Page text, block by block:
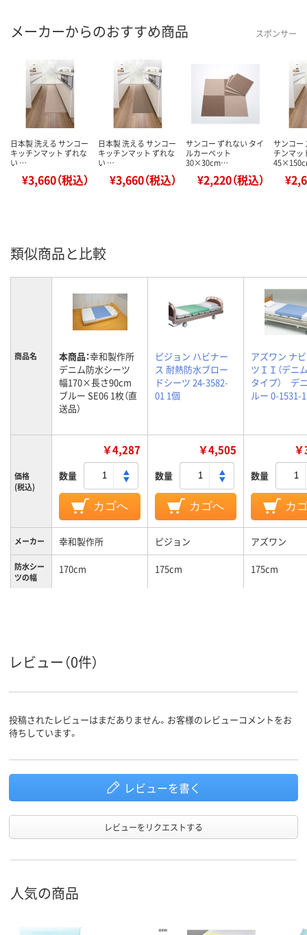
メーカーからのおすすめ商品 スポンサー
日本製 洗える サンコー
キッチンマット ずれな
い …
¥3,660（税込）
日本製 洗える サンコー
キッチンマット ずれな
い …
¥3,660（税込）
サンコー ずれない タイ
ルカーペット
30×30cm…
¥2,220（税込）
サンコー
チンマッ
類似商品と比較
商品名 本商品：幸和製作所
デニム防水シーツ
幅170×長さ90cm
ブルー SE06 1枚（直
送品）
ピジョン ハビナー
ス 耐熱防水ブロー
ドシーツ 24-3582-
01 1個
アズワン ナ
ツＩＩ（デニ
タイプ） デ
ルー 0-1531-
価格
(税込)
￥4,287
数量
カゴへ
￥4,505
数量
カゴへ
数量
カ
メーカー 幸和製作所 ピジョン アズワン
防水シー
ツの幅
170cm 175cm 175cm
レビュー（0件）
投稿されたレビューはまだありません。お客様のレビューコメントをお
待ちしています。
レビューを書く
レビューをリクエストする
人気の商品